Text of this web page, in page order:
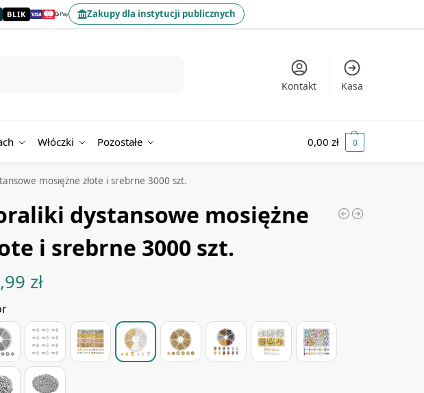
BLIK Zakupy dla instytucji publicznych
Kontakt Kasa
Włóczki Pozostałe 0,00 zł 0
mosiężne złote i srebrne 3000 szt.
dystansowe mosiężne
i srebrne 3000 szt.
zł